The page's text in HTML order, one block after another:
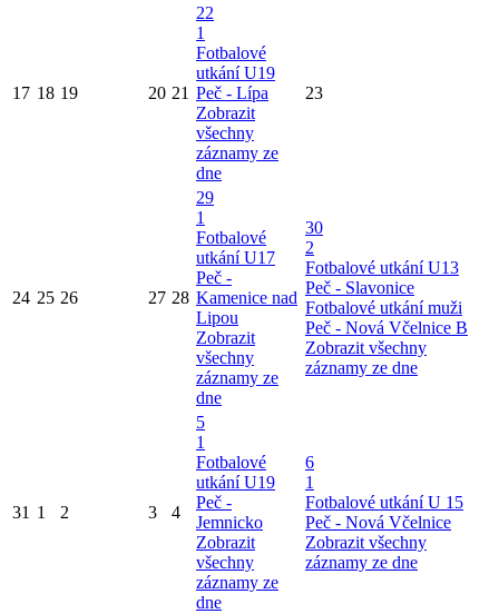
17 18 19 20 21
22
1
Fotbalové
utkání U19
Peč - Lípa
Zobrazit
všechny
záznamy ze
dne
23
24 25 26 27 28
29
1
Fotbalové
utkání U17
Peč -
Kamenice nad
Lipou
Zobrazit
všechny
záznamy ze
dne
30
2
Fotbalové utkání U13
Peč - Slavonice
Fotbalové utkání muži
Peč - Nová Včelnice B
Zobrazit všechny
záznamy ze dne
31 1 2 3 4
5
1
Fotbalové
utkání U19
Peč -
Jemnicko
Zobrazit
všechny
záznamy ze
dne
6
1
Fotbalové utkání U 15
Peč - Nová Včelnice
Zobrazit všechny
záznamy ze dne